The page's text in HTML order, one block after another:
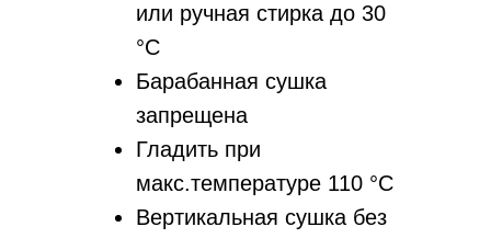
или ручная стирка до 30
°С
Барабанная сушка
запрещена
Гладить при
макс.температуре 110 °С
Вертикальная сушка без